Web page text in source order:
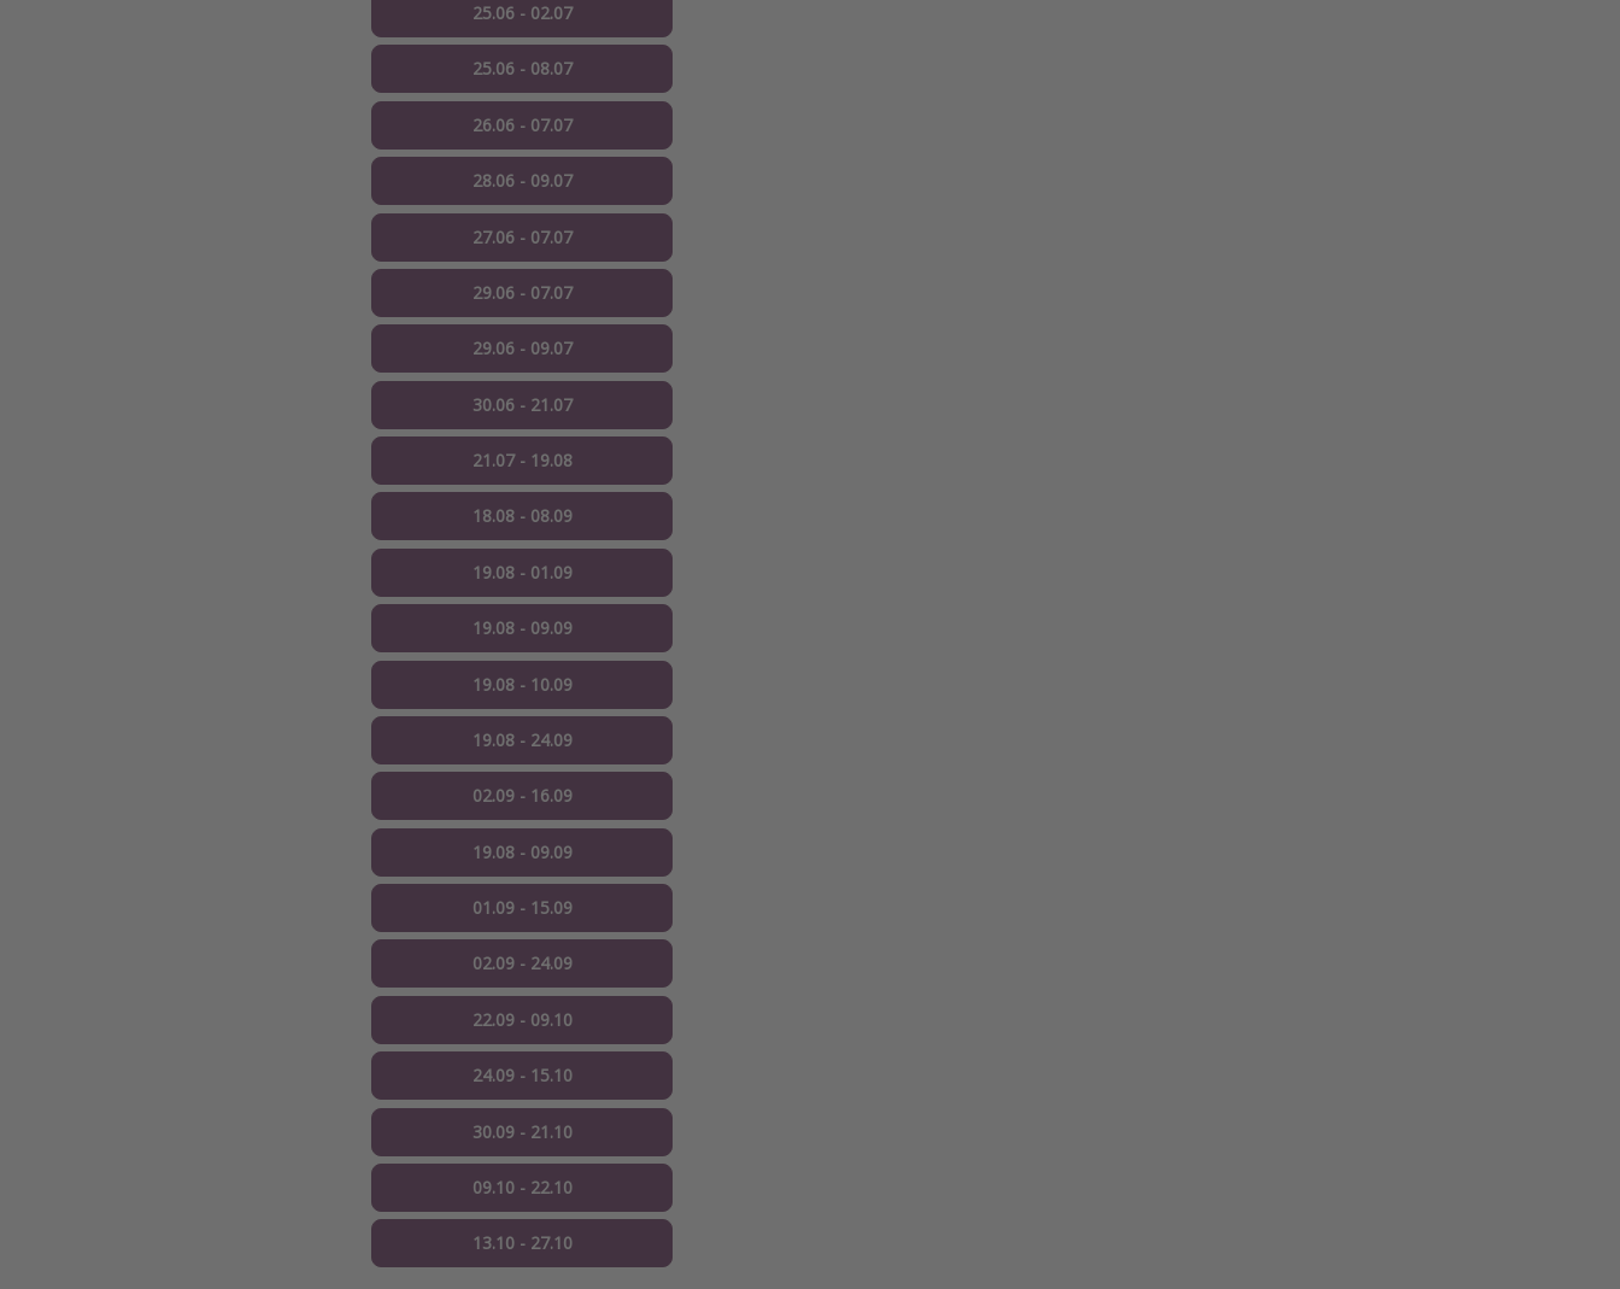
25.06 - 02.07
25.06 - 08.07
26.06 - 07.07
28.06 - 09.07
27.06 - 07.07
29.06 - 07.07
29.06 - 09.07
30.06 - 21.07
21.07 - 19.08
18.08 - 08.09
19.08 - 01.09
19.08 - 09.09
19.08 - 10.09
19.08 - 24.09
02.09 - 16.09
19.08 - 09.09
01.09 - 15.09
02.09 - 24.09
22.09 - 09.10
24.09 - 15.10
30.09 - 21.10
09.10 - 22.10
13.10 - 27.10